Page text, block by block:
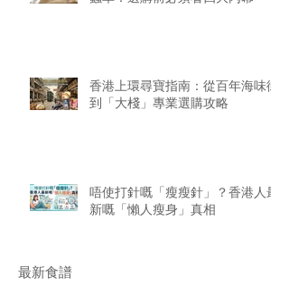
香港上環尋寶指南：從百年海味街
到「大棧」專業選購攻略
唔使打針嘅「瘦瘦針」？香港人最
新嘅「懶人瘦身」真相
最新食譜